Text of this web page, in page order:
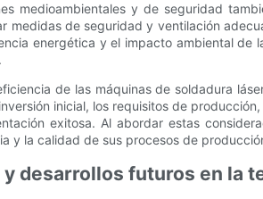
medioambientales y de seguridad
medidas de seguridad y ventilación
energética y el impacto ambiental de
de las máquinas de soldadura
inicial, los requisitos de
exitosa. Al abordar estas
y la calidad de sus procesos de
y desarrollos futuros en la